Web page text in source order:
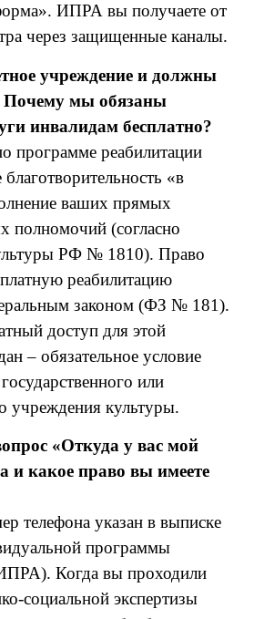
ИПРА вы получаете от
через защищенные каналы.
учреждение и должны
Почему мы обязаны
инвалидам бесплатно?
программе реабилитации
«в
ваших прямых
полномочий (согласно
РФ № 1810). Право
реабилитацию
законом (ФЗ № 181).
доступ для этой
– обязательное условие
или
учреждения культуры.
«Откуда у вас мой
и какое право вы имеете
телефона указан в выписке
программы
Когда вы проходили
социальной экспертизы